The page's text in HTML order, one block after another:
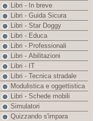
Libri - In breve
Libri - Guida Sicura
Libri - Star Doggy
Libri - Educa
Libri - Professionali
Libri - Abilitazioni
Libri - IT
Libri - Tecnica stradale
Modulistica e oggettistica
Libri - Schede mobili
Simulatori
Quizzando s'impara